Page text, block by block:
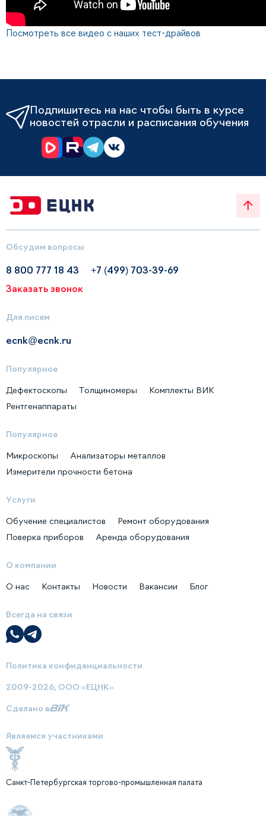
Посмотреть все видео с наших тест-драйвов
Подпишитесь на нас чтобы быть в курсе
новостей отрасли и расписания обучения
Обсудим вопросы
8 800 777 18 43
+7 (499) 703-39-69
Заказать звонок
Для писем
ecnk@ecnk.ru
Популярное
Дефектоскопы Толщиномеры
Комплекты ВИК
Рентгенаппараты
Популярное
Микроскопы
Анализаторы металлов
Измерители прочности бетона
Услуги
Обучение специалистов
Ремонт оборудования
Поверка приборов
Аренда оборудования
О компании
О нас Контакты Новости Вакансии Блог
Всегда на связи
Политика конфиденциальности
2009-2026, ООО «ЕЦНК»
Сделано в
Являемся участниками
Санкт-Петербургская торгово-промышленная палата